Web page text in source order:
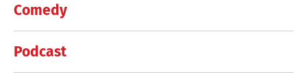
Comedy
Podcast